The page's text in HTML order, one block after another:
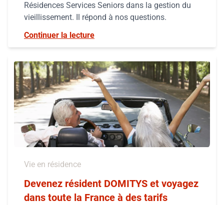
Résidences Services Seniors dans la gestion du
vieillissement. Il répond à nos questions.
Continuer la lecture
Vie en résidence
Devenez résident DOMITYS et voyagez
dans toute la France à des tarifs